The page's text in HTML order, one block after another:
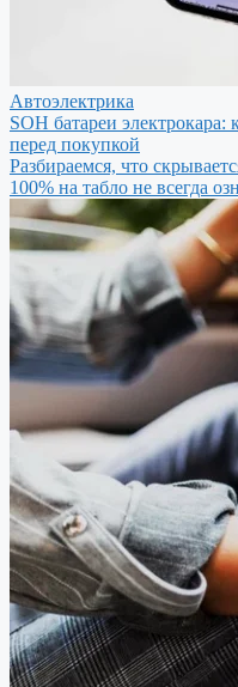
Автоэлектрика
SOH батареи электрокара:
перед покупкой
Разбираемся, что
100% на табло не всегда